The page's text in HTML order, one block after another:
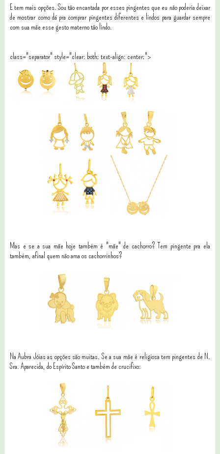
E tem mais opções. Sou tão encantada por esses pingentes que eu não poderia deixar
de mostrar como dá pra comprar pingentes diferentes e lindos para guardar sempre
com sua mãe esse gesto materno tão lindo.
class="separator" style="clear: both; text-align: center;">
Mas e se a sua mãe hoje também é "mãe" de cachorro? Tem pingente pra ela
também, afinal quem não ama os cachorrinhos?
Na Aubra Jóias as opções são muitas. Se a sua mãe é religiosa tem pingentes de N.
Sra. Aparecida, do Espírito Santo e também de crucifixo: